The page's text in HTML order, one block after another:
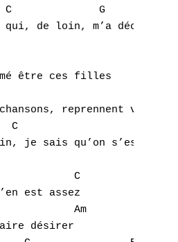
G
qui, de loin, m’a déchirée
être ces filles
reprennent vie
C                   G
je sais qu’on s’est
C
est assez
Am
désirer
B
F
G